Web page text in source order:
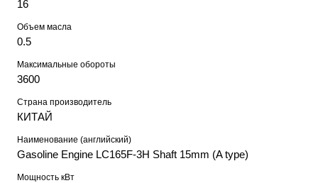
16
Объем масла
0.5
Максимальные обороты
3600
Страна производитель
КИТАЙ
Наименование (английский)
Gasoline Engine LC165F-3H Shaft 15mm (A type)
Мощность кВт